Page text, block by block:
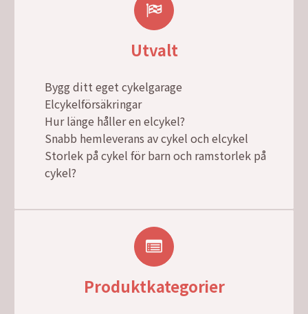
Utvalt
Bygg ditt eget cykelgarage
Elcykelförsäkringar
Hur länge håller en elcykel?
Snabb hemleverans av cykel och elcykel
Storlek på cykel för barn och ramstorlek på
cykel?
Produktkategorier